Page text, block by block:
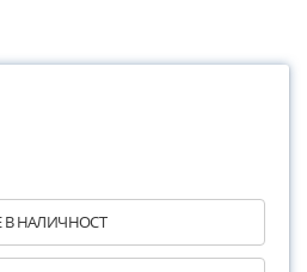
В НАЛИЧНОСТ